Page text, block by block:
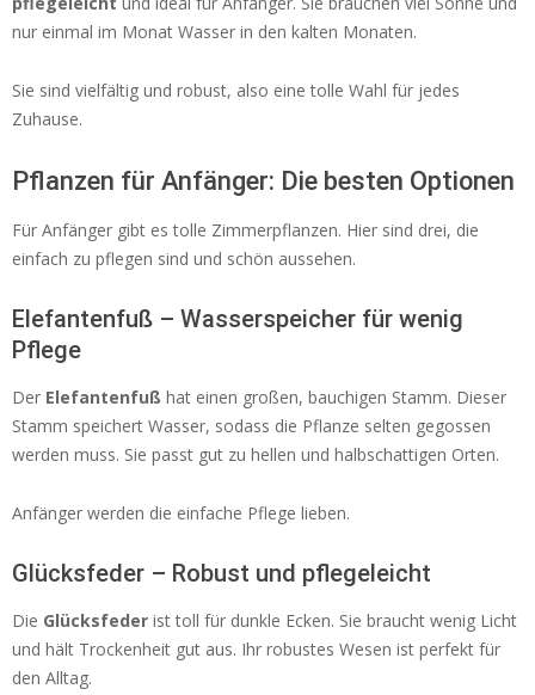
nur einmal im Monat Wasser in den kalten Monaten.
Sie sind vielfältig und robust, also eine tolle Wahl für jedes
Zuhause.
Pflanzen für Anfänger: Die besten Optionen
Für Anfänger gibt es tolle Zimmerpflanzen. Hier sind drei, die
einfach zu pflegen sind und schön aussehen.
Elefantenfuß – Wasserspeicher für wenig
Pflege
Der Elefantenfuß hat einen großen, bauchigen Stamm. Dieser
Stamm speichert Wasser, sodass die Pflanze selten gegossen
werden muss. Sie passt gut zu hellen und halbschattigen Orten.
Anfänger werden die einfache Pflege lieben.
Glücksfeder – Robust und pflegeleicht
Die Glücksfeder ist toll für dunkle Ecken. Sie braucht wenig Licht
und hält Trockenheit gut aus. Ihr robustes Wesen ist perfekt für
den Alltag.